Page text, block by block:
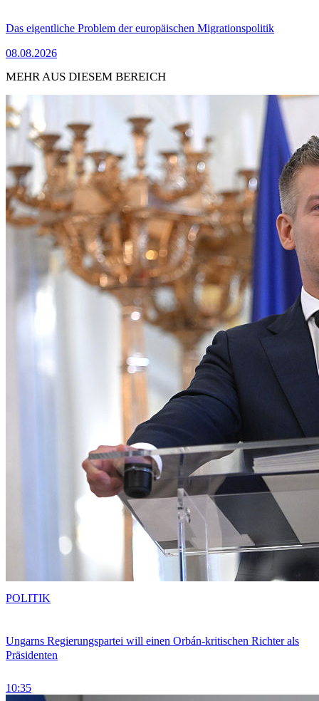
Das eigentliche Problem der europäischen Migrationspolitik
08.08.2026
MEHR AUS DIESEM BEREICH
Ungarns Regierungspartei will einen Orbán-kritischen Richter als
Präsidenten
10:35
POLITIK